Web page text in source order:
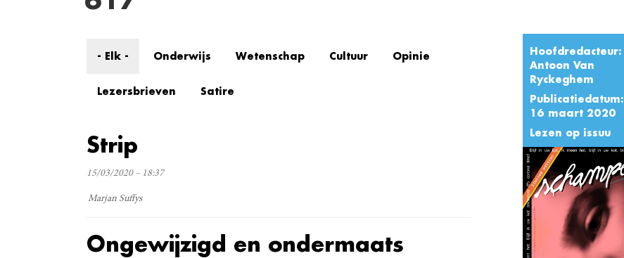
Hoofdredacteur:
Antoon Van
Ryckeghem
Publicatiedatum:
16 maart 2020
Lezen op issuu
- Elk - Onderwijs Wetenschap Cultuur Opinie
Lezersbrieven Satire
Strip
15/03/2020 – 18:37
Marjan Suffys
Ongewijzigd en ondermaats